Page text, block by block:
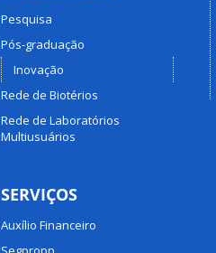
Pesquisa
Pós-graduação
Inovação
Rede de Biotérios
Rede de Laboratórios
Multiusuários
SERVIÇOS
Auxílio Financeiro